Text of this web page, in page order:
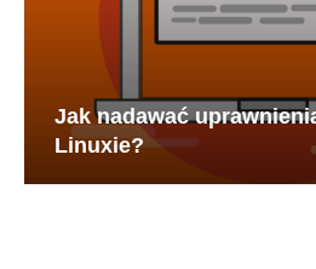
Jak nadawać
Linuxie?